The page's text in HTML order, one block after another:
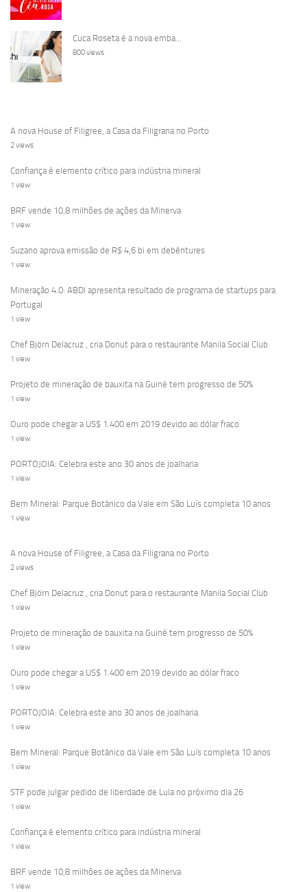
Cuca Roseta é a nova emba...
800 views
A nova House of Filigree, a Casa da Filigrana no Porto
2 views
Confiança é elemento crítico para indústria mineral
1 view
BRF vende 10,8 milhões de ações da Minerva
1 view
Suzano aprova emissão de R$ 4,6 bi em debêntures
1 view
Mineração 4.0: ABDI apresenta resultado de programa de startups para
Portugal
1 view
Chef Björn Delacruz , cria Donut para o restaurante Manila Social Club
1 view
Projeto de mineração de bauxita na Guiné tem progresso de 50%
1 view
Ouro pode chegar a US$ 1.400 em 2019 devido ao dólar fraco
1 view
PORTOJOIA: Celebra este ano 30 anos de joalharia
1 view
Bem Mineral: Parque Botânico da Vale em São Luís completa 10 anos
1 view
A nova House of Filigree, a Casa da Filigrana no Porto
2 views
Chef Björn Delacruz , cria Donut para o restaurante Manila Social Club
1 view
Projeto de mineração de bauxita na Guiné tem progresso de 50%
1 view
Ouro pode chegar a US$ 1.400 em 2019 devido ao dólar fraco
1 view
PORTOJOIA: Celebra este ano 30 anos de joalharia
1 view
Bem Mineral: Parque Botânico da Vale em São Luís completa 10 anos
1 view
STF pode julgar pedido de liberdade de Lula no próximo dia 26
1 view
Confiança é elemento crítico para indústria mineral
1 view
BRF vende 10,8 milhões de ações da Minerva
1 view